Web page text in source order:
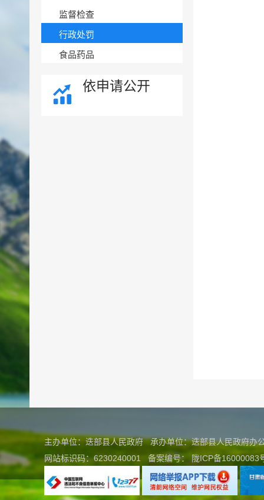
监督检查
行政处罚
食品药品
依申请公开
主办单位：迭部县人民政府 承办单位：迭部县人民政府
网站标识码：6230240001
备案编号： 陇ICP备16000083